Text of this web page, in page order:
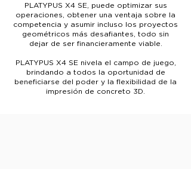
PLATYPUS X4 SE, puede optimizar sus
operaciones, obtener una ventaja sobre la
competencia y asumir incluso los proyectos
geométricos más desafiantes, todo sin
dejar de ser financieramente viable.
PLATYPUS X4 SE nivela el campo de juego,
brindando a todos la oportunidad de
beneficiarse del poder y la flexibilidad de la
impresión de concreto 3D.